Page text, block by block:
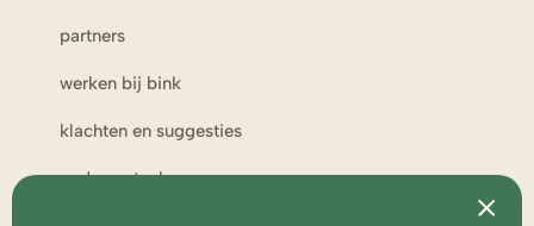
partners
werken bij bink
klachten en suggesties
ouderportaal